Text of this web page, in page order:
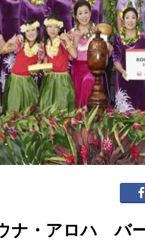
ナ・アロハ バ